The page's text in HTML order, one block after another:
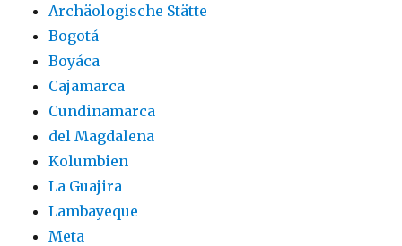
Archäologische Stätte
Bogotá
Boyáca
Cajamarca
Cundinamarca
del Magdalena
Kolumbien
La Guajira
Lambayeque
Meta